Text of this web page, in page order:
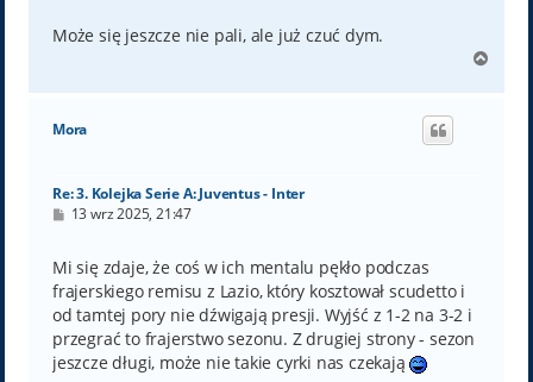
Może się jeszcze nie pali, ale już czuć dym.
g
Mora
Re: 3. Kolejka Serie A: Juventus - Inter
P
t
13 wrz 2025, 21:47
Mi się zdaje, że coś w ich mentalu pękło podczas
frajerskiego remisu z Lazio, który kosztował scudetto i
od tamtej pory nie dźwigają presji. Wyjść z 1-2 na 3-2 i
przegrać to frajerstwo sezonu. Z drugiej strony - sezon
jeszcze długi, może nie takie cyrki nas czekają